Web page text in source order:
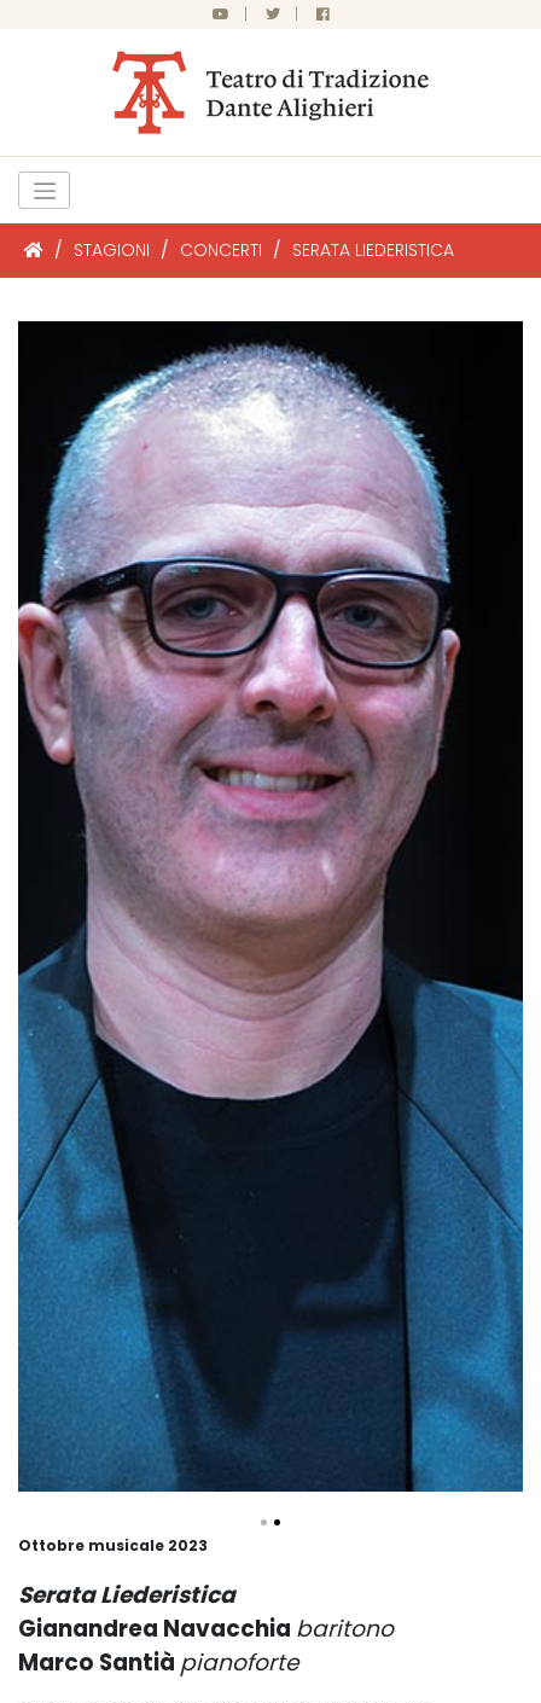
| |
/ STAGIONI / CONCERTI / SERATA LIEDERISTICA
Ottobre musicale 2023
Serata Liederistica
Gianandrea Navacchia baritono
Marco Santià pianoforte